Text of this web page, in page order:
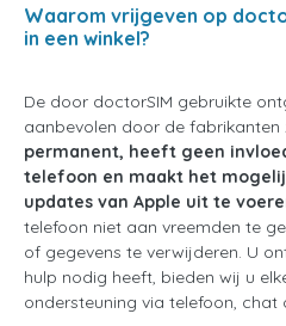
Waarom vrijgeven op
in een winkel?
De door doctorSIM gebruikte
aanbevolen door de fabrikanten
permanent, heeft geen
telefoon en maakt het
updates van Apple uit te
telefoon niet aan vreemden te
of gegevens te verwijderen. U
hulp nodig heeft, bieden wij u
ondersteuning via telefoon, chat